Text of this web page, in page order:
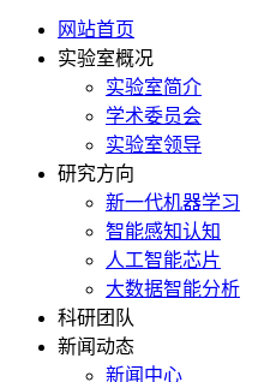
网站首页
实验室概况
实验室简介
学术委员会
实验室领导
研究方向
新一代机器学习
智能感知认知
人工智能芯片
大数据智能分析
科研团队
新闻动态
新闻中心